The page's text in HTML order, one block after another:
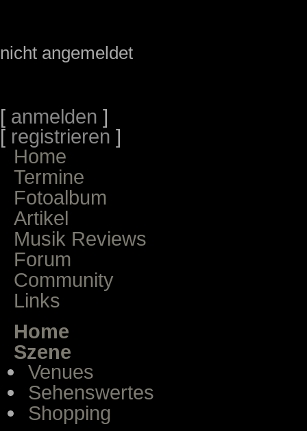
nicht angemeldet
[ anmelden ]
[ registrieren ]
Home
Termine
Fotoalbum
Artikel
Musik Reviews
Forum
Community
Links
Home
Szene
Venues
Sehenswertes
Shopping